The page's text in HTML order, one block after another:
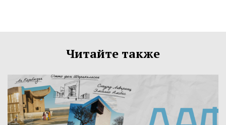
Читайте также